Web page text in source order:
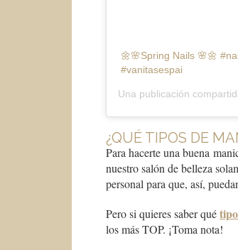
🌼🌸Spring Nails 🌸🌼
#vanitasespai
Una publicación
¿QUÉ TIPOS DE
Para hacerte una buena
nuestro salón de belleza
personal para que, así,
Pero si quieres saber qué
los más TOP. ¡Toma nota!